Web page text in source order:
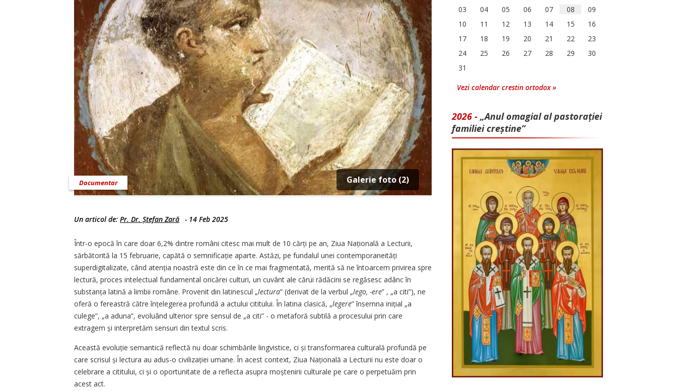
Galerie foto (2)
Documentar
Un articol de: Pr. Dr. Ștefan Zară - 14 Feb 2025
Într-o epocă în care doar 6,2% dintre români citesc mai mult de 10 cărți pe an, Ziua Națională a Lecturii,
sărbătorită la 15 februarie, capătă o semnificație aparte. Astăzi, pe fundalul unei contemporaneități
superdigitalizate, când atenția noastră este din ce în ce mai fragmentată, merită să ne întoarcem privirea spre
lectură, proces intelectual fundamental oricărei culturi, un cuvânt ale cărui rădăcini se regăsesc adânc în
substanța latină a limbii române. Provenit din latinescul „lectura” (derivat de la verbul „lego, -ere” , „a citi”), ne
oferă o fereastră către înțelegerea profundă a actului cititului. În latina clasică, „legere” însemna inițial „a
culege”, „a aduna”, evoluând ulterior spre sensul de „a citi” - o metaforă subtilă a procesului prin care
extragem și interpretăm sensuri din textul scris.
Această evoluție semantică reflectă nu doar schimbările lingvistice, ci și transformarea culturală profundă pe
care scrisul și lectura au adus-o civilizației umane. În acest context, Ziua Națională a Lecturii nu este doar o
celebrare a cititului, ci și o oportunitate de a reflecta asupra moștenirii culturale pe care o perpetuăm prin
acest act.
03
04 05 06 07 08
09
10
11 12 13 14 15
16
17
18 19 20 21 22
23
24
25 26 27 28 29
30
31
Vezi calendar crestin ortodox »
2026 - „Anul omagial al pastorației
familiei creștine”